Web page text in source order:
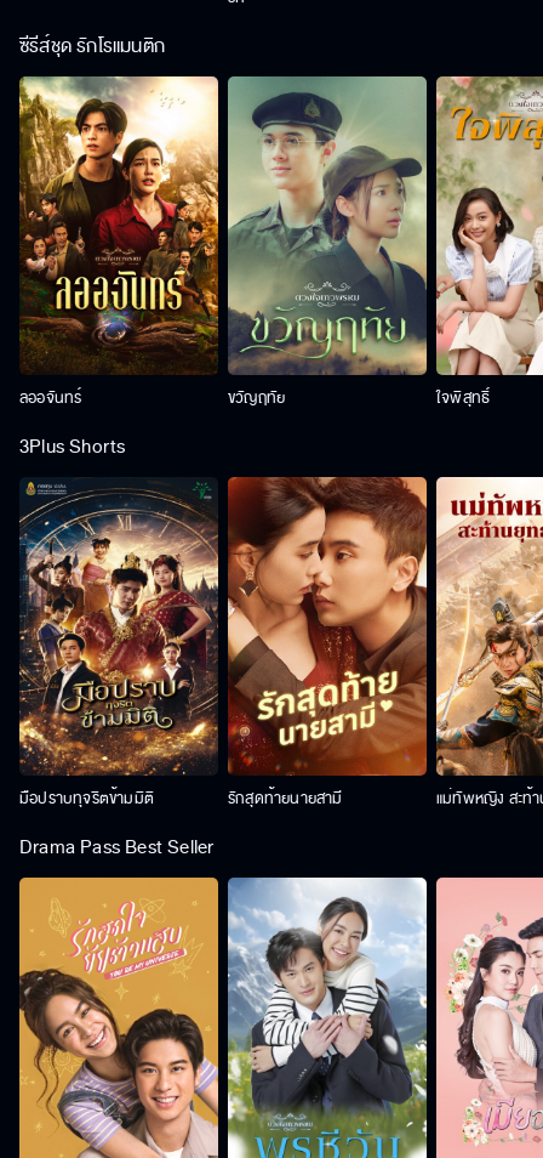
ซีรีส์ชุด รักโรแมนติก
ลออจันทร์ ขวัญฤทัย ใจพิสุทธิ์
3Plus Shorts
มือปราบทุจริตข้ามมิติ รักสุดท้ายนายสามี แม่ทัพหญิง สะท้
Drama Pass Best Seller